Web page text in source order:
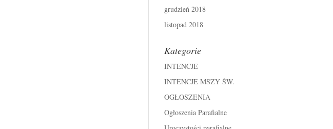
grudzień 2018
listopad 2018
Kategorie
INTENCJE
INTENCJE MSZY ŚW.
OGŁOSZENIA
Ogłoszenia Parafialne